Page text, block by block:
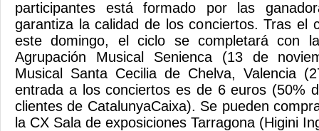
participantes está formado por las
garantiza la calidad de los conciertos. Tras el
este domingo, el ciclo se completará con
Agrupación Musical Senienca (13 de
Musical Santa Cecilia de Chelva, Valencia
entrada a los conciertos es de 6 euros (50%
clientes de CatalunyaCaixa). Se pueden
la CX Sala de exposiciones Tarragona (Higini